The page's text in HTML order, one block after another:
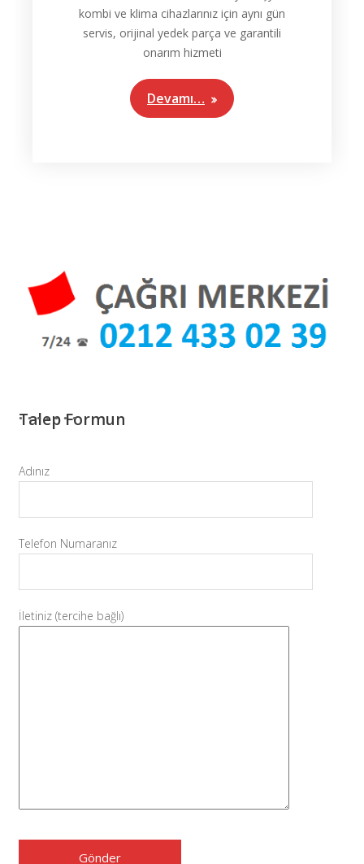
kombi ve klima cihazlarınız için aynı gün
servis, orijinal yedek parça ve garantili
onarım hizmeti
Devamı…
Talep Formun
Adınız
Telefon Numaranız
İletiniz (tercihe bağlı)